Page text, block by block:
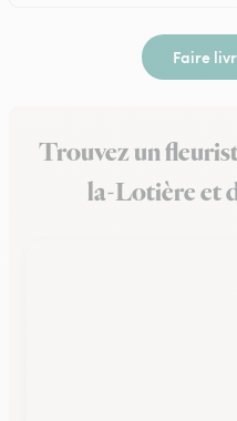
Faire
Trouvez un
la-Lotière et